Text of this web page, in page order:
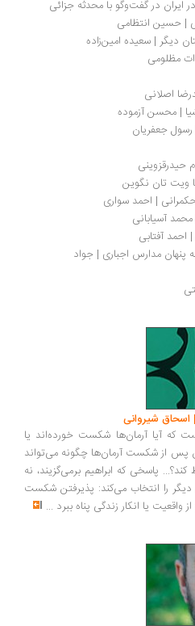
ایران در گفت‌وگو با محدثه جزائی
| حسین انتظامی
دیگر | سعیده امین‌زاده
مظلومی
اصلانی
| محسن آزموده
جعفریان
ویت تان نگوین
| احمد سواری
محمد آسیابانی
آفتابی
اسحاق شیروانی
که آیا آرمان‌ها شکست خورده‌اند یا
از شکست آرمان‌ها چگونه می‌تواند
پاسخی که ابراهیم برمی‌گزیند، نه
را انتخاب می‌کند: پذیرفتن شکست
واقعیت یا انکار زندگی پناه ببرد ...